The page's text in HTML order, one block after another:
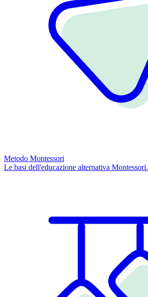
Metodo Montessori
Le basi dell'educazione alternativa Montessori.